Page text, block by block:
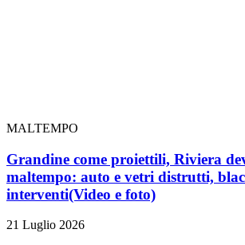
MALTEMPO
Grandine come proiettili, Riviera
maltempo: auto e vetri distrutti,
interventi(Video e foto)
21 Luglio 2026